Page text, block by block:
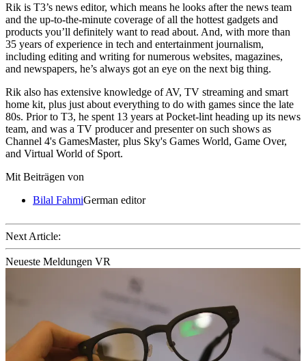
Rik is T3’s news editor, which means he looks after the news team
and the up-to-the-minute coverage of all the hottest gadgets and
products you’ll definitely want to read about. And, with more than
35 years of experience in tech and entertainment journalism,
including editing and writing for numerous websites, magazines,
and newspapers, he’s always got an eye on the next big thing.
Rik also has extensive knowledge of AV, TV streaming and smart
home kit, plus just about everything to do with games since the late
80s. Prior to T3, he spent 13 years at Pocket-lint heading up its news
team, and was a TV producer and presenter on such shows as
Channel 4's GamesMaster, plus Sky's Games World, Game Over,
and Virtual World of Sport.
Mit Beiträgen von
Bilal FahmiGerman editor
Next Article:
Neueste Meldungen VR